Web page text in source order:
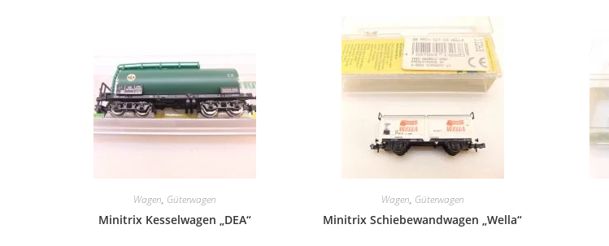
Wagen, Güterwagen
Minitrix Kesselwagen „DEA“
Wagen, Güterwagen
Minitrix Schiebewandwagen „Wella“